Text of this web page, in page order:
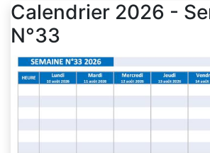
Calendrier 2026 -
N°33